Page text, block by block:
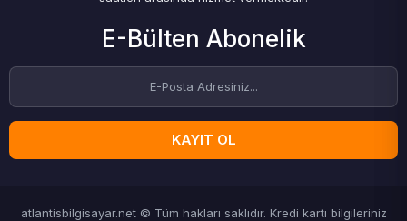
E-Bülten Abonelik
KAYIT OL
atlantisbilgisayar.net © Tüm hakları saklıdır. Kredi kartı bilgileriniz